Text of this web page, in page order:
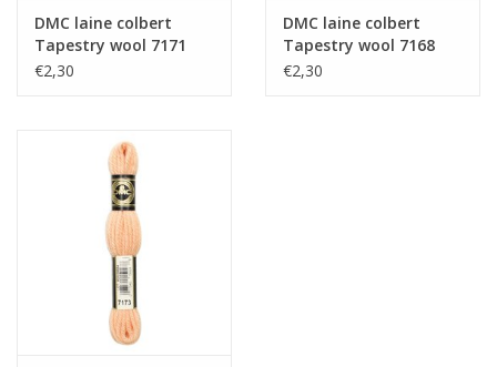
DMC laine colbert
Tapestry wool 7171
€2,30
DMC laine colbert
Tapestry wool 7168
€2,30